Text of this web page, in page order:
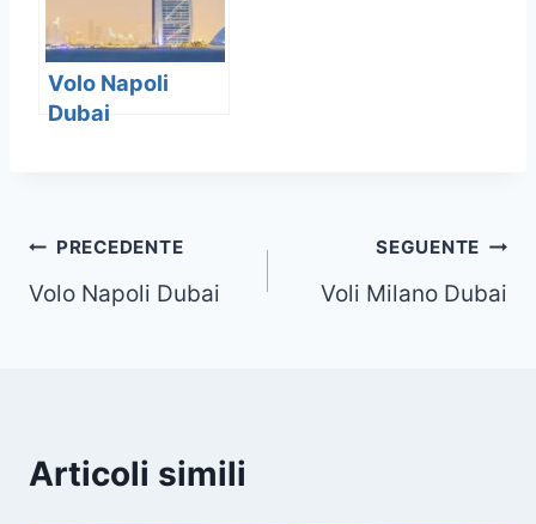
Volo Napoli
Dubai
Navigazione
articoli
PRECEDENTE
Volo Napoli Dubai
SEGUENTE
Voli Milano Dubai
Articoli simili